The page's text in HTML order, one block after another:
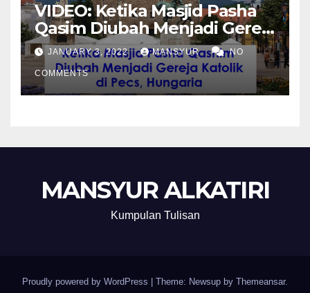
VIDEO: Ketika Masjid Pasha
Qasim Diubah Menjadi Gereja
Katolik di Pecs, Hungaria
JANUARY 3, 2022 MANSYUR NO
COMMENTS
MANSYUR ALKATIRI
Kumpulan Tulisan
Proudly powered by WordPress Theme: Newsup by Themeansar.